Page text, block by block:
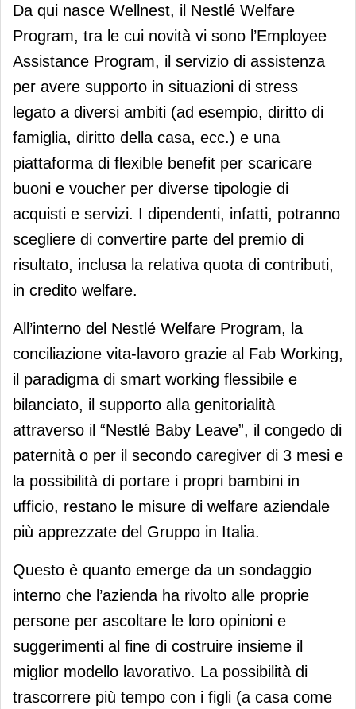
Da qui nasce Wellnest, il Nestlé Welfare
Program, tra le cui novità vi sono l’Employee
Assistance Program, il servizio di assistenza
per avere supporto in situazioni di stress
legato a diversi ambiti (ad esempio, diritto di
famiglia, diritto della casa, ecc.) e una
piattaforma di flexible benefit per scaricare
buoni e voucher per diverse tipologie di
acquisti e servizi. I dipendenti, infatti, potranno
scegliere di convertire parte del premio di
risultato, inclusa la relativa quota di contributi,
in credito welfare.
All’interno del Nestlé Welfare Program, la
conciliazione vita-lavoro grazie al Fab Working,
il paradigma di smart working flessibile e
bilanciato, il supporto alla genitorialità
attraverso il “Nestlé Baby Leave”, il congedo di
paternità o per il secondo caregiver di 3 mesi e
la possibilità di portare i propri bambini in
ufficio, restano le misure di welfare aziendale
più apprezzate del Gruppo in Italia.
Questo è quanto emerge da un sondaggio
interno che l’azienda ha rivolto alle proprie
persone per ascoltare le loro opinioni e
suggerimenti al fine di costruire insieme il
miglior modello lavorativo. La possibilità di
trascorrere più tempo con i figli (a casa come